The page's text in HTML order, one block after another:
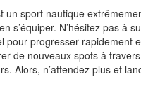
un sport nautique
s’équiper. N’hésitez pas à
pour progresser rapidement
de nouveaux spots à
Alors, n’attendez plus et